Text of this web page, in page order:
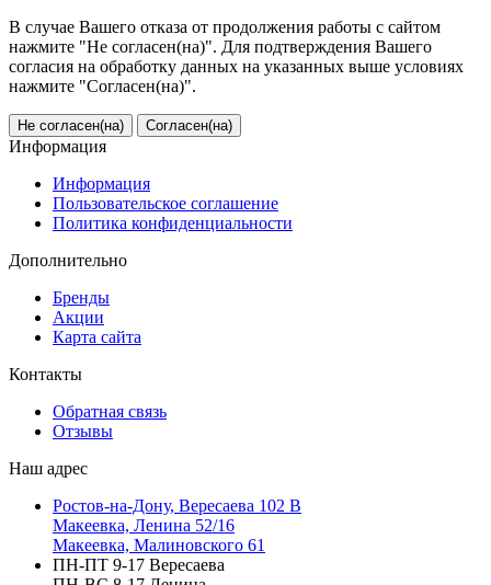
В случае Вашего отказа от продолжения работы с сайтом
нажмите "Не согласен(на)". Для подтверждения Вашего
согласия на обработку данных на указанных выше условиях
нажмите "Согласен(на)".
Не согласен(на) Согласен(на)
Информация
Информация
Пользовательское соглашение
Политика конфиденциальности
Дополнительно
Бренды
Акции
Карта сайта
Контакты
Обратная связь
Отзывы
Наш адрес
Ростов-на-Дону, Вересаева 102 В
Макеевка, Ленина 52/16
Макеевка, Малиновского 61
ПН-ПТ 9-17 Вересаева